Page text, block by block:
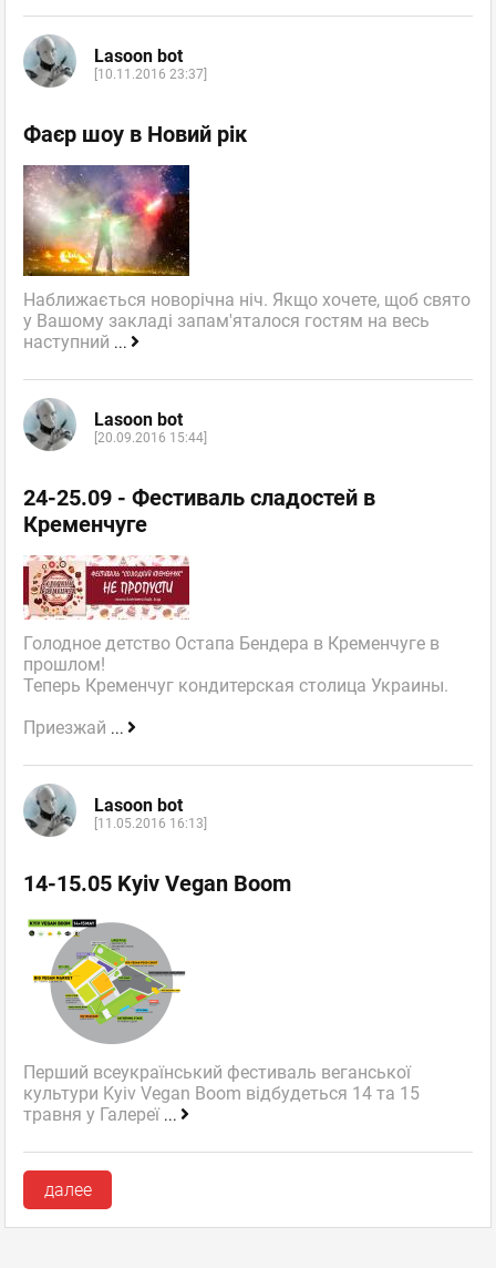
Lasoon bot
[10.11.2016 23:37]
Фаєр шоу в Новий рік
Наближається новорічна ніч. Якщо хочете, щоб свято
у Вашому закладі запам'яталося гостям на весь
наступний ...
Lasoon bot
[20.09.2016 15:44]
24-25.09 - Фестиваль сладостей в
Кременчуге
Голодное детство Остапа Бендера в Кременчуге в
прошлом!
Теперь Кременчуг кондитерская столица Украины.
Приезжай ...
Lasoon bot
[11.05.2016 16:13]
14-15.05 Kyiv Vegan Boom
Перший всеукраїнський фестиваль веганської
культури Kyiv Vegan Boom відбудеться 14 та 15
травня у Галереї ...
далее